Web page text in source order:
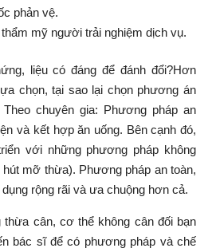
phản vệ.
mỹ người trải nghiệm dịch vụ.
liệu có đáng để đánh đổi?Hơn
chọn, tại sao lại chọn phương án
chuyên gia: Phương pháp an
và kết hợp ăn uống. Bên cạnh đó,
với những phương pháp không
mỡ thừa). Phương pháp an toàn,
rộng rãi và ưa chuộng hơn cả.
thừa cân, cơ thể không cân đối bạn
bác sĩ để có phương pháp và chế